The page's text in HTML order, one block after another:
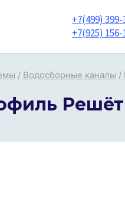
+7(499) 399-
+7(925) 156-
/ Водосборные каналы /